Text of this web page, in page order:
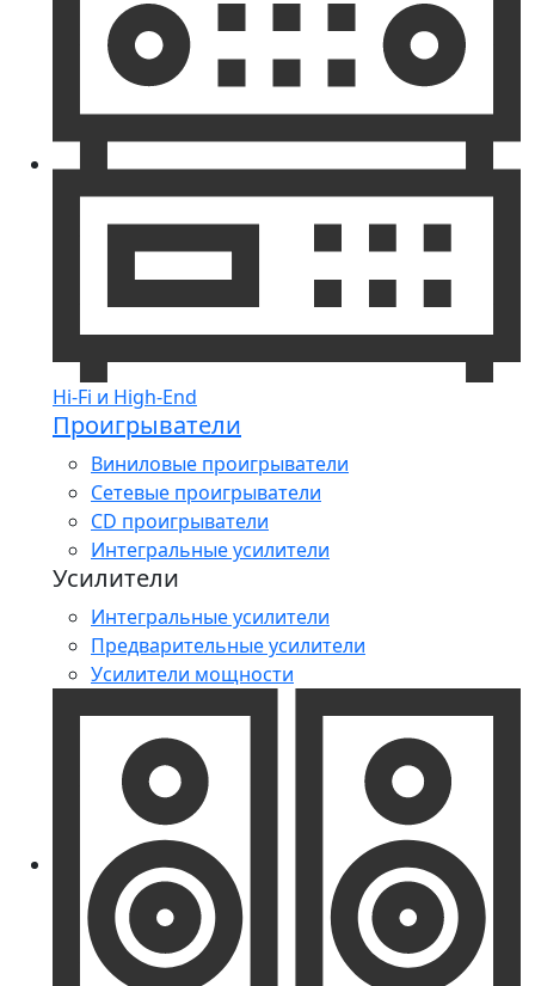
Hi-Fi и High-End
Проигрыватели
Виниловые проигрыватели
Сетевые проигрыватели
CD проигрыватели
Интегральные усилители
Усилители
Интегральные усилители
Предварительные усилители
Усилители мощности